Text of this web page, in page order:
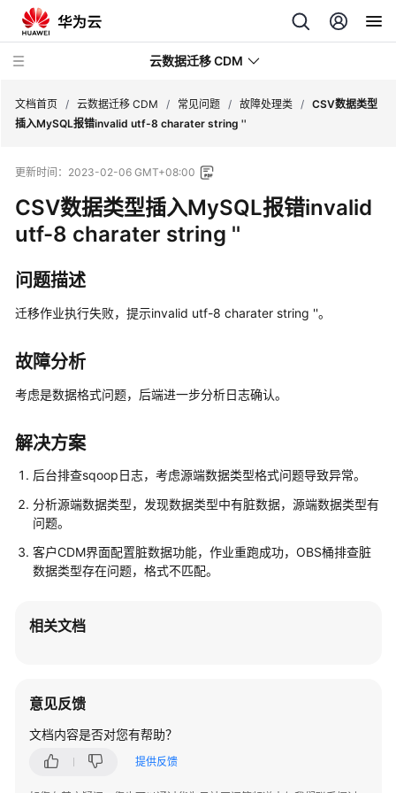
云数据迁移 CDM
新
动
态
务
告
产
介
速
入
门
用
户
南
实
践
文档首页 / 云数据迁移 CDM / 常见问题 / 故障处理类 / CSV数据类型
插入MySQL报错invalid utf-8 charater string ''
更新时间： 2023-02-06 GMT+08:00
CSV数据类型插入MySQL报错invalid
utf-8 charater string ''
问题描述
迁移作业执行失败，提示invalid utf-8 charater string ''。
故障分析
考虑是数据格式问题，后端进一步分析日志确认。
解决方案
后台排查sqoop日志，考虑源端数据类型格式问题导致异常。
分析源端数据类型，发现数据类型中有脏数据，源端数据类型有
问题。
客户CDM界面配置脏数据功能，作业重跑成功，OBS桶排查脏
数据类型存在问题，格式不匹配。
相关文档
意见反馈
文档内容是否对您有帮助？
提供反馈